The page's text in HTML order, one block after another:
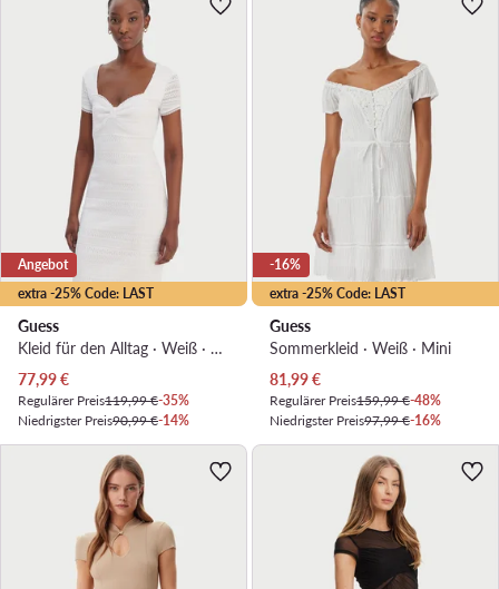
extra -25% Code: LAST
Angebot
Guess
Kleid für den Alltag · Weiß · Mini
Aktueller Preis
77,99€
Regulärer Preis119,99 €-35%
Niedrigster Preis90,99 €-14%
extra -25% Code: LAST
-16%
Guess
Sommerkleid · Weiß · Mini
Aktueller Preis
81,99€
Regulärer Preis159,99 €-48%
Niedrigster Preis97,99 €-16%